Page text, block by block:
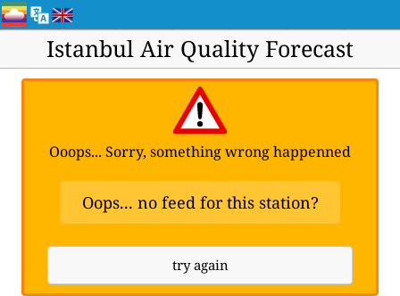
Istanbul Air Quality Forecast
Ooops... Sorry, something wrong happenned
Oops... no feed for this station?
try again